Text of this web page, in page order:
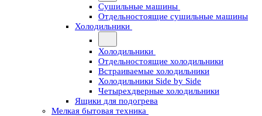
Сушильные машины
Отдельностоящие сушильные машины
Холодильники
Холодильники
Отдельностоящие холодильники
Встраиваемые холодильники
Холодильники Side by Side
Четырехдверные холодильники
Ящики для подогрева
Мелкая бытовая техника